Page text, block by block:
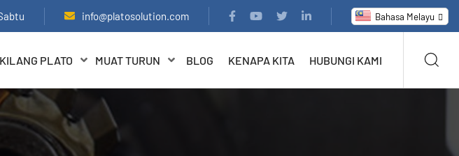
info@platosolution.com Bahasa Melayu
KILANG PLATO MUAT TURUN BLOG KENAPA KITA HUBUNGI KAMI